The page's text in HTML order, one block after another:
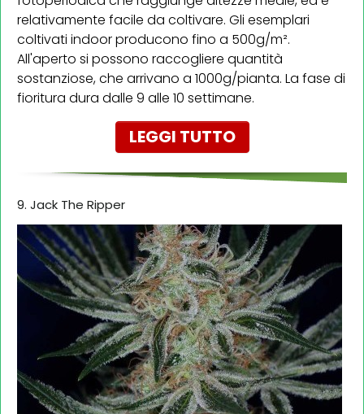
relativamente facile da coltivare. Gli esemplari
coltivati indoor producono fino a 500g/m².
All'aperto si possono raccogliere quantità
sostanziose, che arrivano a 1000g/pianta. La fase di
fioritura dura dalle 9 alle 10 settimane.
LEGGI TUTTO
9. Jack The Ripper